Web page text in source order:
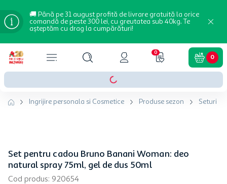
🚚 Până pe 31 august profită de livrare gratuită la orice
comandă de peste 300 lei, cu greutatea sub 40kg. Te
așteptăm cu drag la cumpărături!
0
0
Ingrijire personala si Cosmetice Produse sezon Seturi
Set pentru cadou Bruno Banani Woman: deo
natural spray 75ml, gel de dus 50ml
Cod produs: 920654